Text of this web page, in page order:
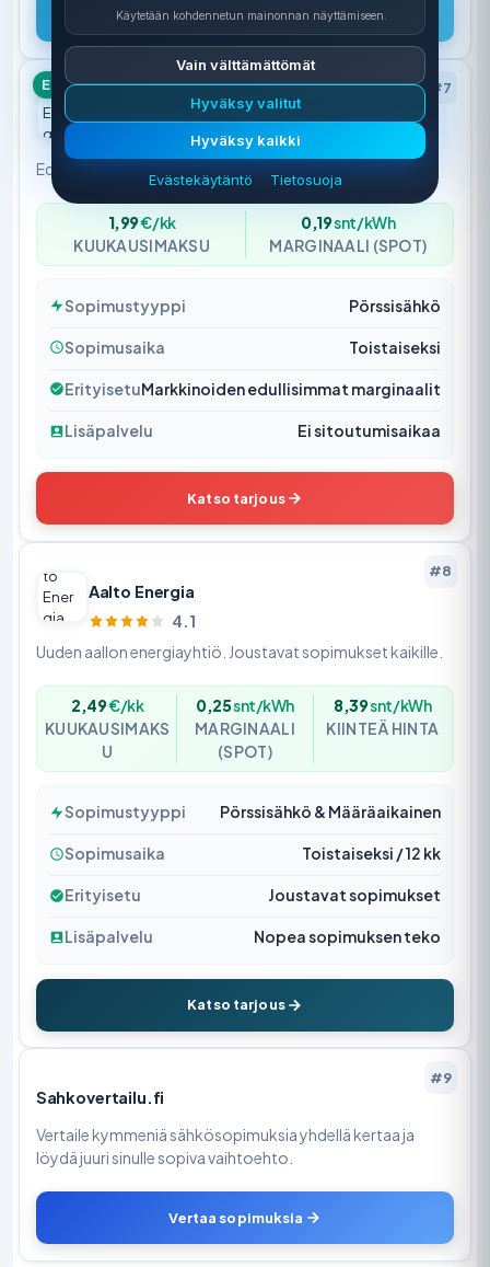
Katso tarjous
EDULLISIN #7
Cheap Energy
4.2
Edullista energiaa ilman turhia kuluja. Pienet marginaalit.
1,99€/kk
KUUKAUSIMAKSU
0,19snt/kWh
MARGINAALI (SPOT)
Sopimustyyppi Pörssisähkö
Sopimusaika Toistaiseksi
ErityisetuMarkkinoiden edullisimmat marginaalit
Lisäpalvelu Ei sitoutumisaikaa
Katso tarjous
#8
Aalto Energia
4.1
Uuden aallon energiayhtiö. Joustavat sopimukset kaikille.
2,49€/kk
KUUKAUSIMAKS
U
0,25snt/kWh
MARGINAALI
(SPOT)
8,39snt/kWh
KIINTEÄ HINTA
Sopimustyyppi Pörssisähkö & Määräaikainen
Sopimusaika Toistaiseksi / 12 kk
Erityisetu Joustavat sopimukset
Lisäpalvelu Nopea sopimuksen teko
Katso tarjous
#9
Sahkovertailu.fi
Vertaile kymmeniä sähkösopimuksia yhdellä kertaa ja
löydä juuri sinulle sopiva vaihtoehto.
Vertaa sopimuksia
Käytetään kohdennetun mainonnan näyttämiseen.
Vain välttämättömät
Hyväksy valitut
Hyväksy kaikki
Evästekäytäntö Tietosuoja